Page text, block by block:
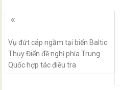
Posts
Vụ đứt cáp ngầm tại biển Baltic:
Thụy Điển đề nghị phía Trung
Quốc hợp tác điều tra